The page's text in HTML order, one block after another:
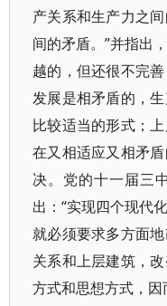
产关系和生产力之
间的矛盾。”并指出
越的，但还很不完
发展是相矛盾的，
比较适当的形式；
在又相适应又相矛
决。党的十一届三
出：“实现四个现代
就必须要求多方面
关系和上层建筑，
方式和思想方式，